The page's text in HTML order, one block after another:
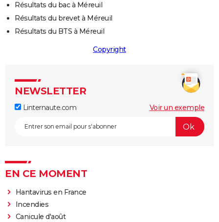
Résultats du bac à Méreuil
Résultats du brevet à Méreuil
Résultats du BTS à Méreuil
Copyright
NEWSLETTER
Linternaute.com Voir un exemple
EN CE MOMENT
Hantavirus en France
Incendies
Canicule d'août